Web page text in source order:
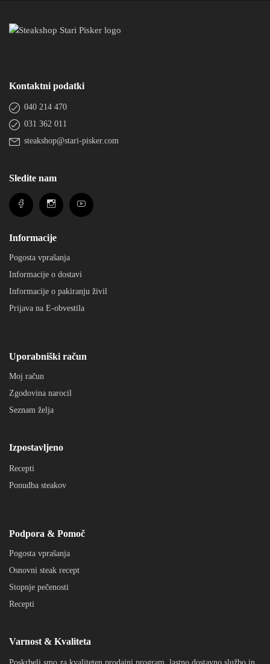
Kontaktni podatki
040 214 470
031 362 011
steakshop@stari-pisker.com
Sledite nam
Informacije
Pogosta vprašanja
Informacije o dostavi
Informacije o pakiranju živil
Prijava na E-obvestila
Uporabniški račun
Moj račun
Zgodovina narocil
Seznam želja
Izpostavljeno
Recepti
Ponudba steakov
Podpora & Pomoč
Pogosta vprašanja
Osnovni steak recept
Stopnje pečenosti
Recepti
Varnost & Kvaliteta